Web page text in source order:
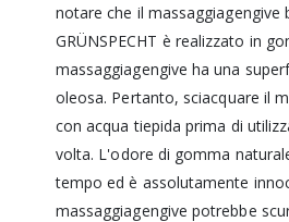
notare che il massaggiagengive
GRÜNSPECHT è realizzato in
massaggiagengive ha una
oleosa. Pertanto, sciacquare il
con acqua tiepida prima di
volta. L'odore di gomma
tempo ed è assolutamente
massaggiagengive potrebbe